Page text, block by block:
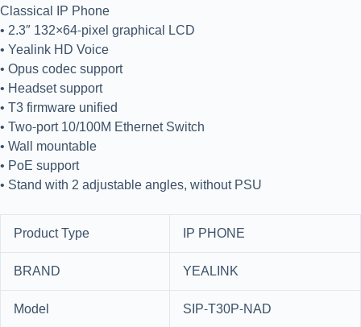
Classical IP Phone
• 2.3″ 132×64-pixel graphical LCD
• Yealink HD Voice
• Opus codec support
• Headset support
• T3 firmware unified
• Two-port 10/100M Ethernet Switch
• Wall mountable
• PoE support
• Stand with 2 adjustable angles, without PSU
Product Type
IP PHONE
BRAND
YEALINK
Model
SIP-T30P-NAD